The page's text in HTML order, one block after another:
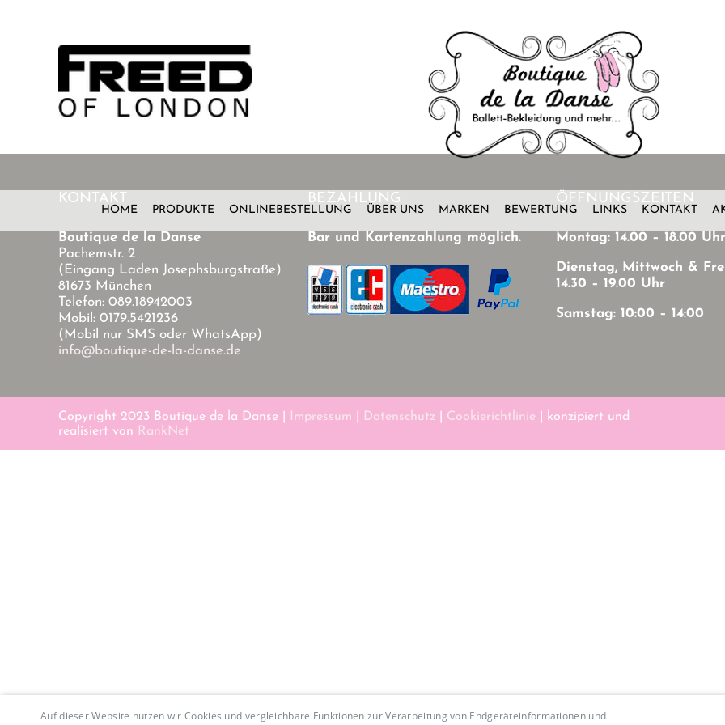
HOME PRODUKTE ONLINEBESTELLUNG ÜBER UNS MARKEN BEWERTUNG LINKS KONTAKT
KONTAKT
Boutique de la Danse
Pachemstr. 2
(Eingang Laden Josephsburgstraße)
81673 München
Telefon: 089.18942003
Mobil: 0179.5421236
(Mobil nur SMS oder WhatsApp)
info@boutique-de-la-danse.de
BEZAHLUNG
Bar und Kartenzahlung möglich.
ÖFFNUNGSZEITEN
Montag: 14.00 – 18.00 Uhr
Dienstag, Mittwoch &
14.30 – 19.00 Uhr
Samstag: 10:00 – 14:00
Copyright 2023 Boutique de la Danse | Impressum Datenschutz Cookierichtlinie | konzipiert und
realisiert von RankNet
Auf dieser Website nutzen wir Cookies und vergleichbare Funktionen zur Verarbeitung von Endgeräteinformationen und